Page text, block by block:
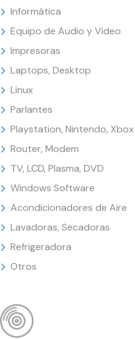
Informática
Equipo de Audio y Video
Impresoras
Laptops, Desktop
Linux
Parlantes
Playstation, Nintendo, Xbox
Router, Modem
TV, LCD, Plasma, DVD
Windows Software
Acondicionadores de Aire
Lavadoras, Secadoras
Refrigeradora
Otros